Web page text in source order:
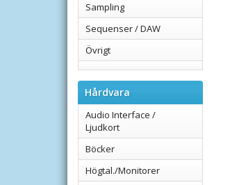
Sampling
Sequenser / DAW
Övrigt
Hårdvara
Audio Interface /
Ljudkort
Böcker
Högtal./Monitorer